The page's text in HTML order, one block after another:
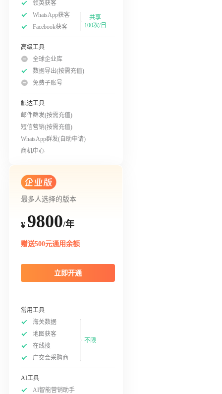
领英获客
WhatsApp获客
Facebook获客
共享
100次/日
高级工具
全球企业库
数据导出(按需充值)
免费子账号
触达工具
邮件群发(按需充值)
短信营销(按需充值)
WhatsApp群发(自助申请)
商机中心
最多人选择的版本
¥ 9800/年
赠送500元通用余额
立即开通
常用工具
海关数据
地图获客
在线搜
广交会采购商
不限
AI工具
AI智能营销助手